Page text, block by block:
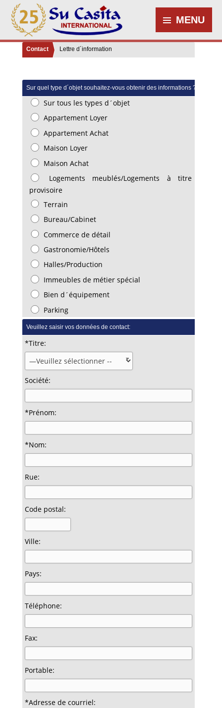
MENU
Contact Lettre d´information
Sur quel type d´objet souhaitez-vous obtenir des informations ?
Sur tous les types d´objet
Appartement Loyer
Appartement Achat
Maison Loyer
Maison Achat
Logements meublés/Logements à titre
provisoire
Terrain
Bureau/Cabinet
Commerce de détail
Gastronomie/Hôtels
Halles/Production
Immeubles de métier spécial
Bien d´équipement
Parking
Veuillez saisir vos données de contact:
*Titre:
Société:
*Prénom:
*Nom:
Rue:
Code postal:
Ville:
Pays:
Téléphone:
Fax:
Portable:
*Adresse de courriel: